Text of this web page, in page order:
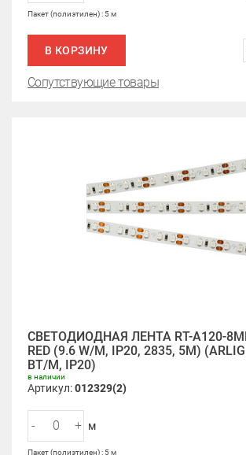
Пакет (полиэтилен) : 5 м
В КОРЗИНУ
Сопутствующие товары
СВЕТОДИОДНАЯ ЛЕНТА RT-A120-
RED (9.6 W/M, IP20, 2835, 5M)
ВТ/М, IP20)
в наличии
Артикул:012329(2)
- + м
Пакет (полиэтилен) : 5 м